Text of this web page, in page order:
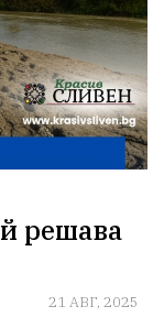
решава
21 АВГ, 2025